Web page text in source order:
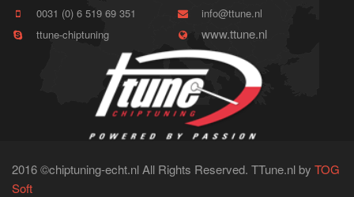
0031 (0) 6 519 69 351
info@ttune.nl
ttune-chiptuning
www.ttune.nl
2016 ©chiptuning-echt.nl All Rights Reserved. TTune.nl by TOG
Soft